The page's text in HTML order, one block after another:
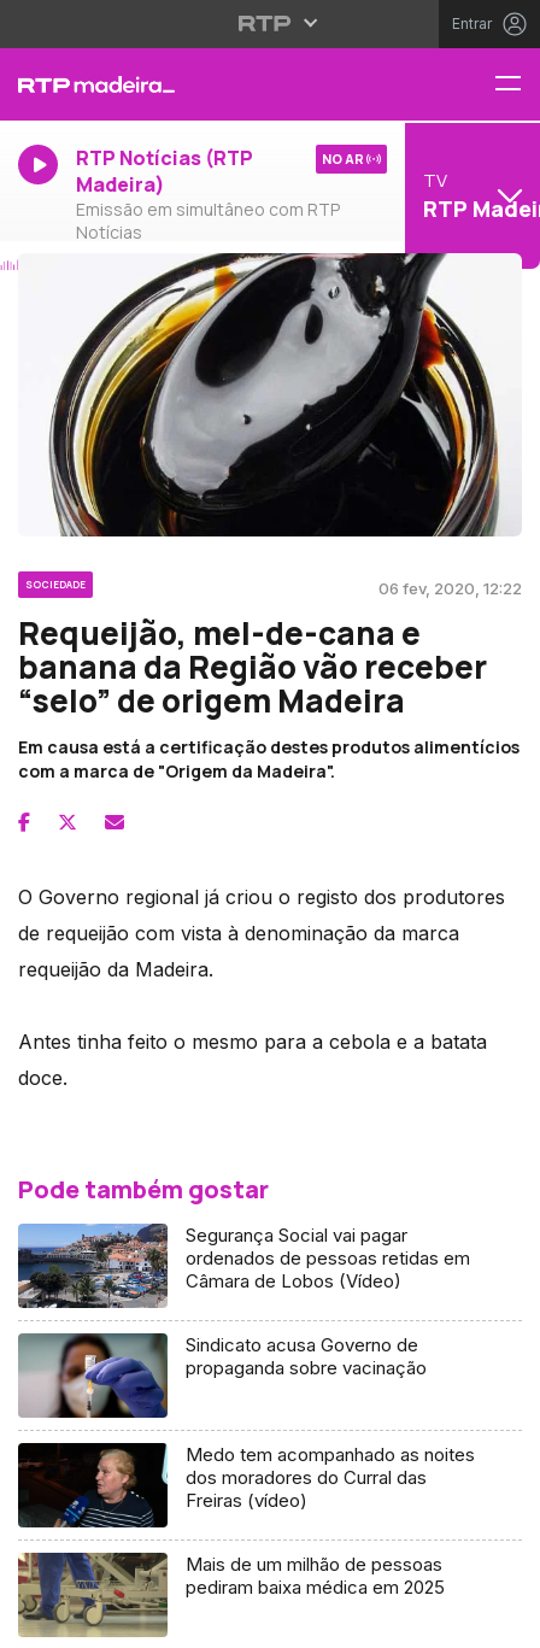
Entrar
RTP Notícias (RTP
Madeira)
Emissão em simultâneo com RTP
Notícias
NO AR
TV
RTP
SOCIEDADE 06 fev, 2020, 12:22
Requeijão, mel-de-cana e
banana da Região vão receber
“selo” de origem Madeira
Em causa está a certificação destes produtos alimentícios
com a marca de "Origem da Madeira".
O Governo regional já criou o registo dos produtores
de requeijão com vista à denominação da marca
requeijão da Madeira.
Antes tinha feito o mesmo para a cebola e a batata
doce.
Pode também gostar
Segurança Social vai pagar
ordenados de pessoas retidas em
Câmara de Lobos (Vídeo)
Sindicato acusa Governo de
propaganda sobre vacinação
Medo tem acompanhado as noites
dos moradores do Curral das
Freiras (vídeo)
Mais de um milhão de pessoas
pediram baixa médica em 2025